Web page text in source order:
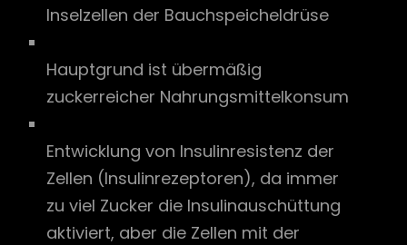
Inselzellen der Bauchspeicheldrüse
Hauptgrund ist übermäßig
zuckerreicher Nahrungsmittelkonsum
Entwicklung von Insulinresistenz der
Zellen (Insulinrezeptoren), da immer
zu viel Zucker die Insulinauschüttung
aktiviert, aber die Zellen mit der